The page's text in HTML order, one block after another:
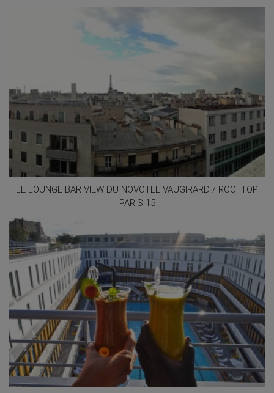
LE LOUNGE BAR VIEW DU NOVOTEL VAUGIRARD / ROOFTOP
PARIS 15